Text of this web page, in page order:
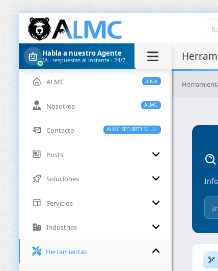
Habla a nuestro Agente
IA · respuestas al instante · 24/7
Inicio
ALMC
ALMC
Nosotros
ALMC SECURITY S.L.U.
Contacto
Posts
Soluciones
Servicios
Industrias
Herramientas